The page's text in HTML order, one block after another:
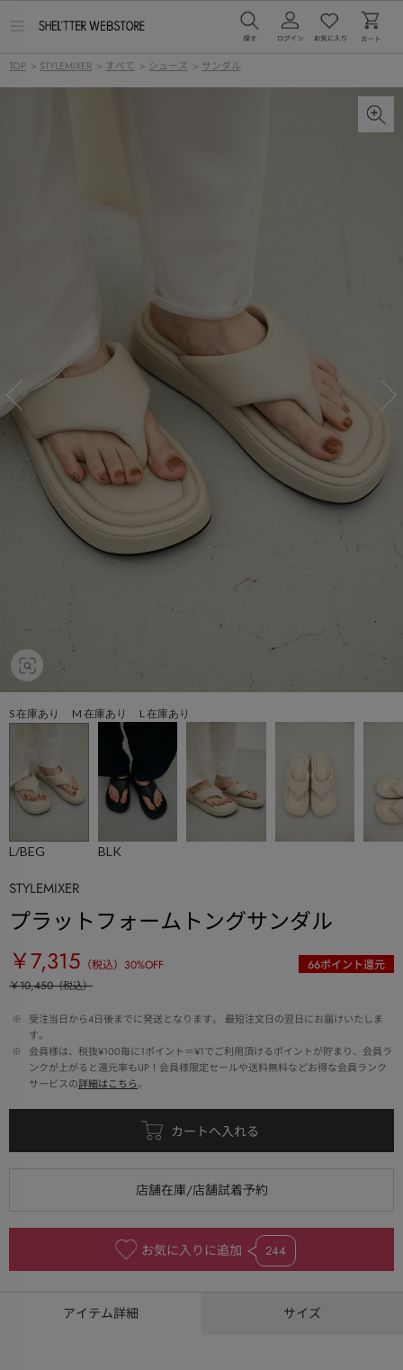
ー
を
TOP > STYLEMIXER > すべて > シューズ > サンダル
S 在庫あり M 在庫あり L 在庫あり
L/BEG BLK
STYLEMIXER
プラットフォームトングサンダル
￥7,315 （税込） 30%OFF 66ポイント還元
￥10,450（税込）
※
受注当日から4日後までに発送となります。 最短注文日の翌日にお届けいたしま
す。
※
会員様は、税抜¥100毎に1ポイント＝¥1でご利用頂けるポイントが貯まり、会員ラ
ンクが上がると還元率もUP！会員様限定セールや送料無料などお得な会員ランク
サービスの詳細はこちら。
お気に入りに追加 244
アイテム詳細 サイズ